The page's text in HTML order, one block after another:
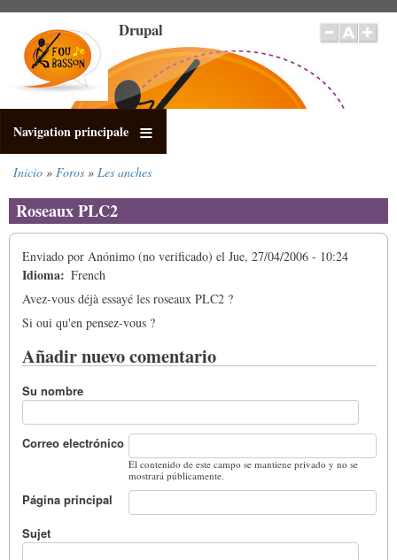
contenido
principal
Drupal
Navigation principale
enlaces
de
a
la
navegación
Inicio Foros Les anches
Roseaux PLC2
Enviado por Anónimo (no verificado) el Jue, 27/04/2006 - 10:24
Idioma
French
Avez-vous déjà essayé les roseaux PLC2 ?
Si oui qu'en pensez-vous ?
Añadir nuevo comentario
Su nombre
Correo electrónico
El contenido de este campo se mantiene privado y no se
mostrará públicamente.
Página principal
Sujet